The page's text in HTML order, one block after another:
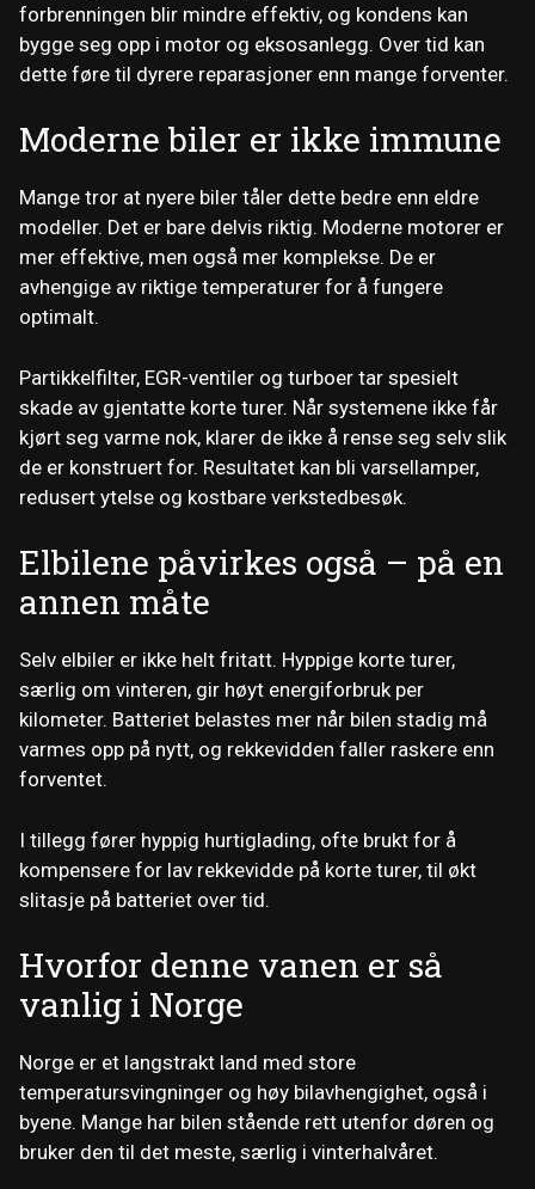
forbrenningen blir mindre effektiv, og kondens kan
bygge seg opp i motor og eksosanlegg. Over tid kan
dette føre til dyrere reparasjoner enn mange forventer.
Moderne biler er ikke immune
Mange tror at nyere biler tåler dette bedre enn eldre
modeller. Det er bare delvis riktig. Moderne motorer er
mer effektive, men også mer komplekse. De er
avhengige av riktige temperaturer for å fungere
optimalt.
Partikkelfilter, EGR-ventiler og turboer tar spesielt
skade av gjentatte korte turer. Når systemene ikke får
kjørt seg varme nok, klarer de ikke å rense seg selv slik
de er konstruert for. Resultatet kan bli varsellamper,
redusert ytelse og kostbare verkstedbesøk.
Elbilene påvirkes også – på en
annen måte
Selv elbiler er ikke helt fritatt. Hyppige korte turer,
særlig om vinteren, gir høyt energiforbruk per
kilometer. Batteriet belastes mer når bilen stadig må
varmes opp på nytt, og rekkevidden faller raskere enn
forventet.
I tillegg fører hyppig hurtiglading, ofte brukt for å
kompensere for lav rekkevidde på korte turer, til økt
slitasje på batteriet over tid.
Hvorfor denne vanen er så
vanlig i Norge
Norge er et langstrakt land med store
temperatursvingninger og høy bilavhengighet, også i
byene. Mange har bilen stående rett utenfor døren og
bruker den til det meste, særlig i vinterhalvåret.